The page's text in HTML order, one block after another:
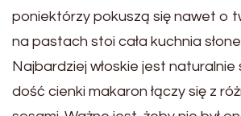
poniektórzy pokuszą się nawet o
na pastach stoi cała kuchnia
Najbardziej włoskie jest naturalnie
dość cienki makaron łączy się z